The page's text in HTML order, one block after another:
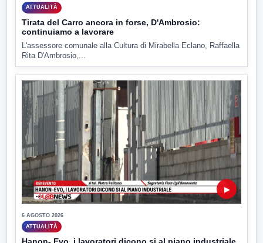
ATTUALITÀ
Tirata del Carro ancora in forse, D'Ambrosio:
continuiamo a lavorare
L'assessore comunale alla Cultura di Mirabella Eclano, Raffaella
Rita D'Ambrosio,...
▶
6 AGOSTO 2026
ATTUALITÀ